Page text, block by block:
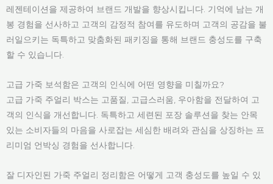
레젠테이션을 제공하여 브랜드 개발을 향상시킵니다. 기억에 남는 개
봉 경험을 선사하고 고객의 감정적 참여를 유도하며 고객의 공감을 불
러일으키는 독특하고 맞춤화된 패키징을 통해 브랜드 충성도를 구축
할 수 있습니다.
고급 가죽 보석함은 고객의 인식에 어떤 영향을 미칠까요?
고급 가죽 주얼리 박스는 고품질, 고급스러움, 우아함을 전달하여 고
객의 인식을 개선합니다. 독특하고 세련된 포장 솔루션을 찾는 안목
있는 소비자들의 마음을 사로잡는 세심한 배려와 관심을 상징하는 프
리미엄 언박싱 경험을 선사합니다.
잘 디자인된 가죽 주얼리 정리함은 어떻게 고객 충성도를 높일 수 있